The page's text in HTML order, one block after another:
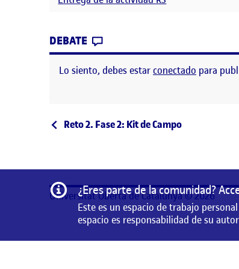
DEBATE
Lo siento, debes estarconectado para
Navegación de
Entrada anterior
Reto 2. Fase 2: Kit de Campo
Información
¿Eres parte de la comunidad?
Este es un espacio de trabajo
espacio es responsabilidad de su
Universitat Oberta de Catalunya © 2026